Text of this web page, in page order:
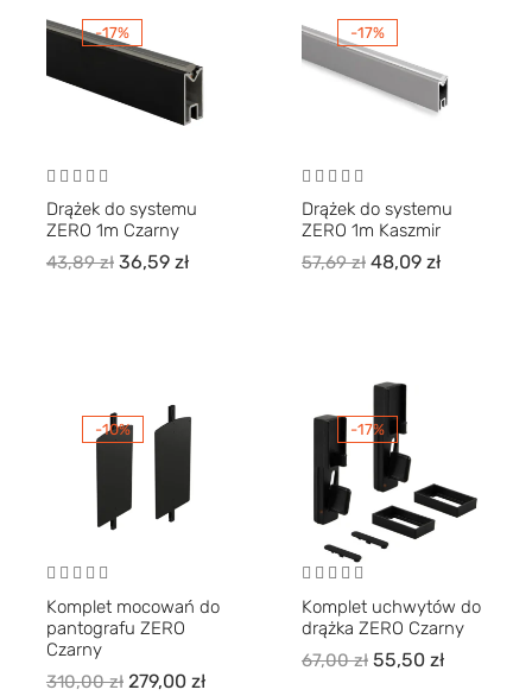
-17%
Drążek do systemu
ZERO 1m Czarny
43,89zł 36,59 zł
-17%
Drążek do systemu
ZERO 1m Kaszmir
57,69zł 48,09 zł
-10%
Komplet mocowań do
pantografu ZERO
Czarny
310,00zł 279,00 zł
-17%
Komplet uchwytów do
drążka ZERO Czarny
67,00zł 55,50 zł